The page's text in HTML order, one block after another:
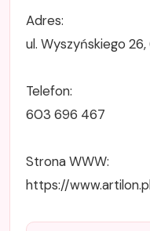
Adres:
ul. Wyszyńskiego
Telefon:
603 696 467
Strona WWW:
https://